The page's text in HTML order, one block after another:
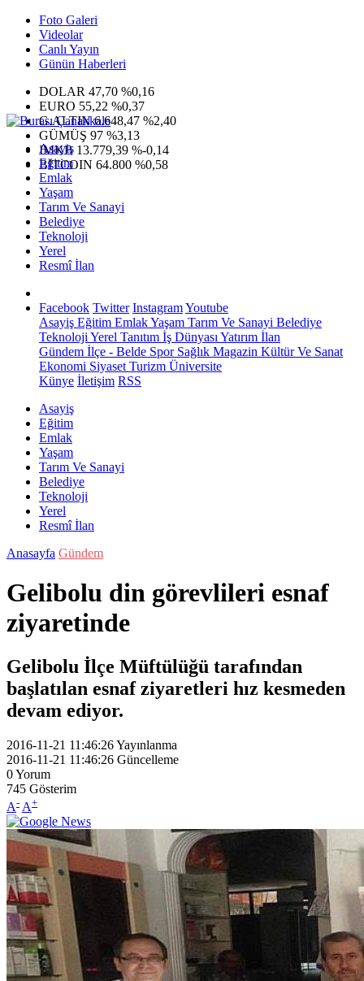
Foto Galeri
Videolar
Canlı Yayın
Günün Haberleri
DOLAR 47,70 %0,16
EURO 55,22 %0,37
G.ALTIN6.648,47 %2,40
GÜMÜŞ 97 %3,13
IMKB 13.779,39 %-0,14
BITCOIN 64.800 %0,58
Asayiş
Eğitim
Emlak
Yaşam
Tarım Ve Sanayi
Belediye
Teknoloji
Yerel
Resmî İlan
Facebook Twitter InstagramYoutube
Asayiş Eğitim EmlakYaşam Tarım Ve Sanayi Belediye
Teknoloji Yerel Tanıtım İş Dünyası Yatırım İlan
Gündem İlçe - Belde SporSağlık Magazin Kültür Ve Sanat
Ekonomi Siyaset Turizm Üniversite
Künye İletişim RSS
Asayiş
Eğitim
Emlak
Yaşam
Tarım Ve Sanayi
Belediye
Teknoloji
Yerel
Resmî İlan
Anasayfa Gündem
Gelibolu din görevlileri esnaf
ziyaretinde
Gelibolu İlçe Müftülüğü tarafından
başlatılan esnaf ziyaretleri hız kesmeden
devam ediyor.
2016-11-21 11:46:26Yayınlanma
2016-11-21 11:46:26 Güncelleme
0Yorum
745 Gösterim
A- A+